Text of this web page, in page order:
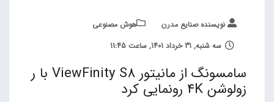
نویسنده صنایع مدرن
هوش مصنوعی
سه شنبه, 31 خرداد 1401, ساعت 11:45
سامسونگ از مانیتور ViewFinity S8 با ر
زولوشن 4K رونمایی کرد